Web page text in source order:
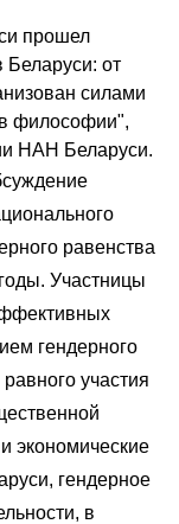
прошел
Беларуси: от
силами
философии",
НАН Беларуси.
равенства
Участницы
гендерного
участия
экономические
гендерное
в